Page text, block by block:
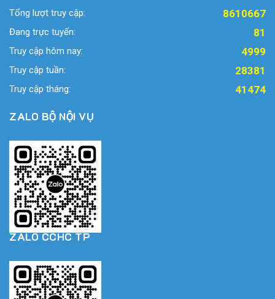
Tổng lượt truy cập: 8610667
Đang trực tuyến: 81
Truy cập hôm nay: 4999
Truy cập tuần: 28381
Truy cập tháng: 41474
ZALO BỘ NỘI VỤ
ZALO CCHC TP